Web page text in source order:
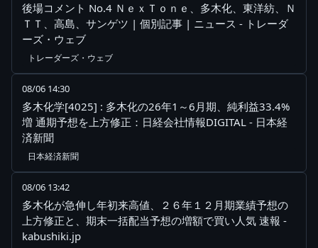
後場コメント No.4 ＮｅｘＴｏｎｅ、多木化、東洋紡、Ｎ
ＴＴ、高島、サンゲツ | 個別記事 | ニュース - トレーダ
ーズ・ウェブ
トレーダーズ・ウェブ
08/06 14:30
多木化学[4025] : 多木化の26年1～6月期、純利益33.4%
増 通期予想を上方修正：日経会社情報DIGITAL - 日本経
済新聞
日本経済新聞
08/06 13:42
多木化が急伸し年初来高値、２６年１２月期業績予想の
上方修正と、期末一括配当予想の増額で買い人気 速報 -
kabushiki.jp